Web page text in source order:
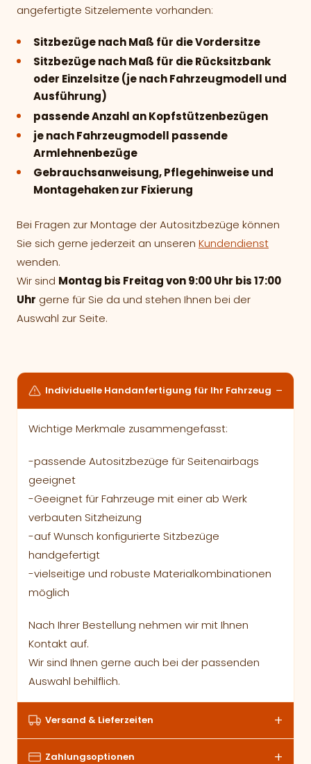
angefertigte Sitzelemente vorhanden:
Sitzbezüge nach Maß für die Vordersitze
Sitzbezüge nach Maß für die Rücksitzbank
oder Einzelsitze (je nach Fahrzeugmodell und
Ausführung)
passende Anzahl an Kopfstützenbezügen
je nach Fahrzeugmodell passende
Armlehnenbezüge
Gebrauchsanweisung, Pflegehinweise und
Montagehaken zur Fixierung
Bei Fragen zur Montage der Autositzbezüge können
Sie sich gerne jederzeit an unseren Kundendienst
wenden.
Wir sind Montag bis Freitag von 9:00 Uhr bis 17:00
Uhr gerne für Sie da und stehen Ihnen bei der
Auswahl zur Seite.
Individuelle Handanfertigung für Ihr Fahrzeug
Wichtige Merkmale zusammengefasst:
-passende Autositzbezüge für Seitenairbags
geeignet
-Geeignet für Fahrzeuge mit einer ab Werk
verbauten Sitzheizung
-auf Wunsch konfigurierte Sitzbezüge
handgefertigt
-vielseitige und robuste Materialkombinationen
möglich
Nach Ihrer Bestellung nehmen wir mit Ihnen
Kontakt auf.
Wir sind Ihnen gerne auch bei der passenden
Auswahl behilflich.
Versand & Lieferzeiten
Zahlungsoptionen